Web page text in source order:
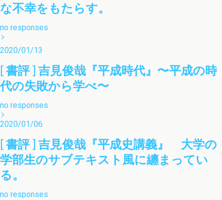
な不幸をもたらす。
no responses
2020/01/13
[ 書評 ] 吉見俊哉『平成時代』〜平成の時
代の失敗から学べ〜
no responses
2020/01/06
[ 書評 ] 吉見俊哉『平成史講義』 大学の
学部生のサブテキスト風に纏まってい
る。
no responses